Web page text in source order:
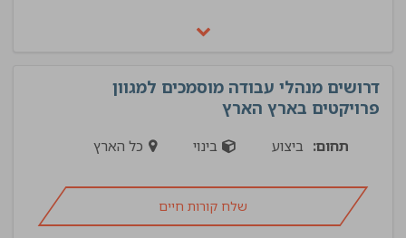
דרושים מנהלי עבודה מוסמכים למגוון
פרויקטים בארץ הארץ
תחום: ביצוע בינוי כל הארץ
שלח קורות חיים